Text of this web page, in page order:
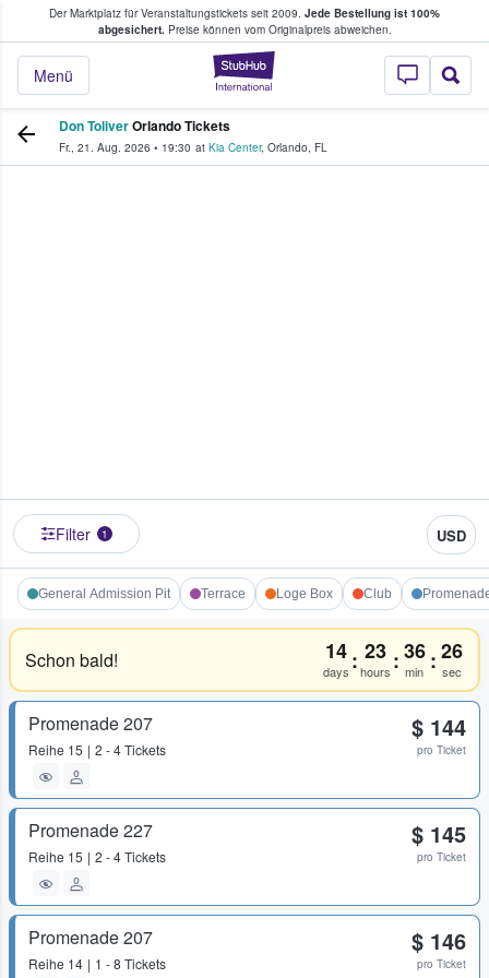
Der Marktplatz für Veranstaltungstickets seit 2009. Jede Bestellung ist 100%
abgesichert.Preise können vom Originalpreis abweichen.
StubHub - Wo
Menü
Tickets kaufen & verkaufen
Don ToliverOrlando Tickets
Fr., 21. Aug. 2026 • 19:30 at Kia Center, Orlando, FL
Filter 1 USD
General Admission Pit Terrace Loge Box Club
Schon bald! 14
days : 23
hours :36
min :26
sec
Promenade 207
Reihe 15 2 - 4 Tickets
$ 144
pro Ticket
Promenade 227
Reihe 15 2 - 4 Tickets
$ 145
pro Ticket
Promenade 207
Reihe 14 1 - 8 Tickets
$ 146
pro Ticket